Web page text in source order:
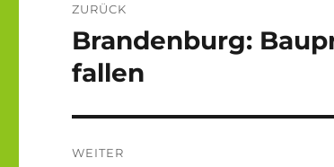
ZURÜCK
Vorheriger
Beitrag:
Brandenburg:
fallen
WEITER